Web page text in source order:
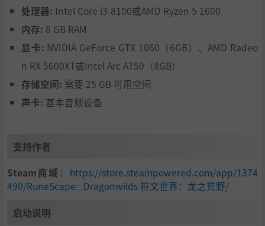
跟所有《符文世界》系列作品一样，社区始终是我们一切创
我们依据玩家反馈制定整体开发规划，提前上线专用服务
器，新增战斗玩法和剧情任务内容。我们将与玩家携手，持
续打磨开发《RuneScape: Dragonwilds 符文世界：龙之荒
野》。无论结伴游玩还是独自冒险，每一份意见都弥足珍
贵，由你来帮助我们塑造游戏的未来。
目前我们的进度
处理器: Intel Core i3-8100或AMD Ryzen 5 1600
内存: 8 GB RAM
显卡: NVIDIA GeForce GTX 1060（6GB）、AMD Radeo
n RX 5600XT或Intel Arc A750（8GB）
存储空间: 需要 25 GB 可用空间
声卡: 基本音频设备
支持作者
Steam商城 ： https://store.steampowered.com/app/1374
490/RuneScape:_Dragonwilds 符文世界：龙之荒野/
启动说明